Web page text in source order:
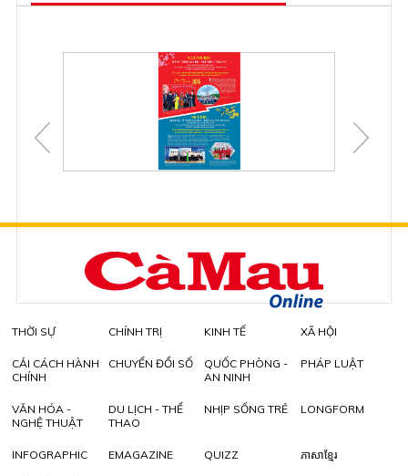
THỜI SỰ CHÍNH TRỊ KINH TẾ XÃ HỘI
CẢI CÁCH HÀNH
CHÍNH
CHUYỂN ĐỔI SỐ
QUỐC PHÒNG -
AN NINH
PHÁP LUẬT
VĂN HÓA -
NGHỆ THUẬT
DU LỊCH - THỂ
THAO
NHỊP SỐNG TRẺ LONGFORM
INFOGRAPHIC EMAGAZINE QUIZZ ភាសាខ្មែរ